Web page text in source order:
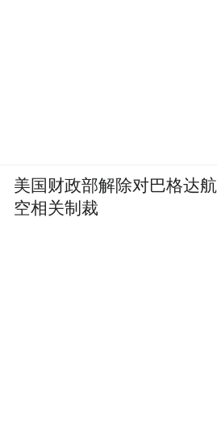
美国财政部解除对巴格达航
空相关制裁